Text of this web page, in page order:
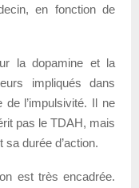
en fonction de
la dopamine et la
impliqués dans
de l’impulsivité. Il ne
pas le TDAH, mais
durée d’action.
est très encadrée.